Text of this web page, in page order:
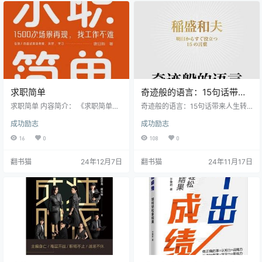
入突破百万。他将自己的创作经验
和团队培训方法系统整理,为读者提
供了一套完整的付费短篇写作指南,
从创作技巧到市场分析,从受众定位
到平台选择,都有详尽的讲…
职妈妈、面临裁员的大厂程序员,以
及厌倦打工的自由职业者。他们在
这家神秘的咖啡馆中,通过与店主的
对话,逐渐觉醒并发…
求职简单
求职简单 内容简介： 《求职简单》
验总结的实用求职指南，通过深入
分析求职者、面试官和工作岗位三
的现场实况记录方式，生动展现了
试双方的行为举止和心理活动的细
致分析，帮助求职者在这些真实案
例中找到自己的影子，从而更好地
认识自己，扬长避短。 本书涵盖了
求职过程中的所有关键环节，包…
成功励志
16 0
翻书猫 24年12月7日
奇迹般的语言：15句话带来
人生转机
奇迹般的语言：15句话带来人生转
贴身秘书大田嘉仁30余年的亲身经
历和50余本工作笔记。作为"稻盛和
度理解了稻盛哲学的精髓。 作者从
优化、判断力提升、目标达成和创
造力激发，提炼出稻盛和夫15句改
变人生的箴言。这些话语不仅包含
经营智慧，更蕴含着激发个人潜能
的…
成功励志
108 0
翻书猫 24年11月17日